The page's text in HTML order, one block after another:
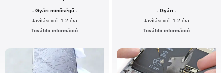
- Gyári minőségű -
Javítási idő: 1-2 óra
További információ
- Gyári -
Javítási idő: 1-2 óra
További információ